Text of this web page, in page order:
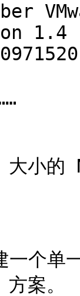
1.4
大小
一个单
案。